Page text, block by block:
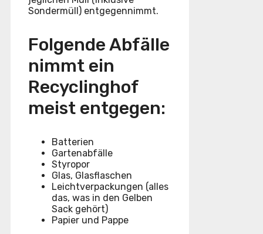
Sondermüll) entgegennimmt.
Folgende Abfälle
nimmt ein
Recyclinghof
meist entgegen:
Batterien
Gartenabfälle
Styropor
Glas, Glasflaschen
Leichtverpackungen (alles
das, was in den Gelben
Sack gehört)
Papier und Pappe